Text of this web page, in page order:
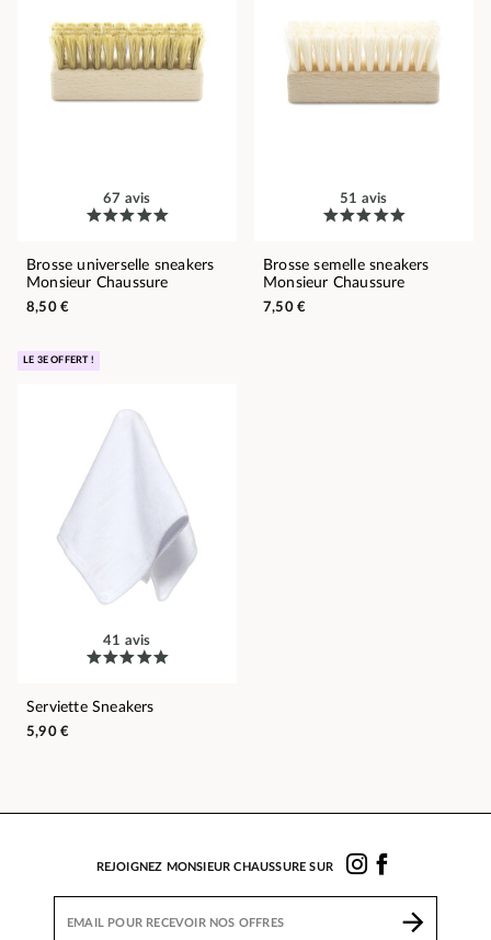
67 avis
Brosse universelle sneakers
Monsieur Chaussure
8,50 €
51 avis
Brosse semelle sneakers
Monsieur Chaussure
7,50 €
LE 3E OFFERT !
41 avis
Serviette Sneakers
5,90 €
REJOIGNEZ MONSIEUR CHAUSSURE SUR